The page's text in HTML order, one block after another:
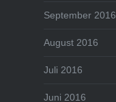
September 2016
August 2016
Juli 2016
Juni 2016